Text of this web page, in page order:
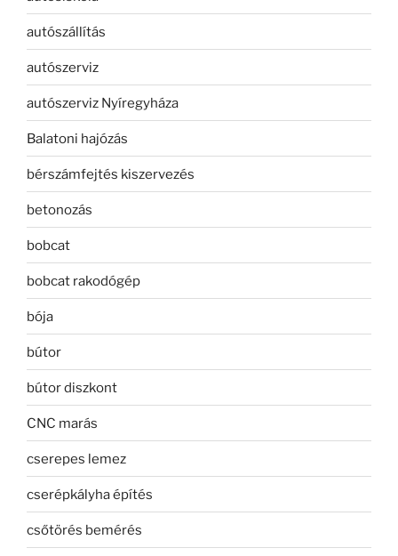
autószállítás
autószerviz
autószerviz Nyíregyháza
Balatoni hajózás
bérszámfejtés kiszervezés
betonozás
bobcat
bobcat rakodógép
bója
bútor
bútor diszkont
CNC marás
cserepes lemez
cserépkályha építés
csőtörés bemérés